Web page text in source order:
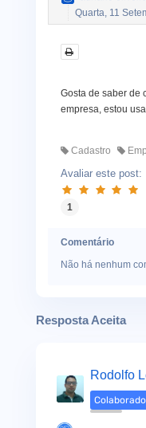
Quarta, 11
Gosta de saber de
empresa, estou
Cadastro
Avaliar este post:
1
Comentário
Não há nenhum
Resposta Aceita
Rodolfo